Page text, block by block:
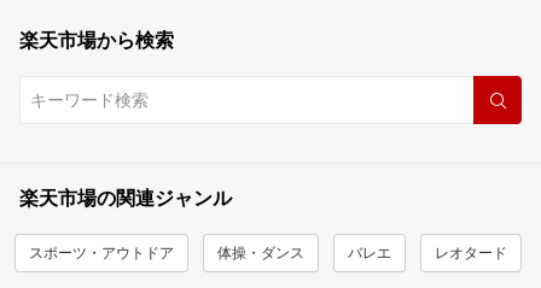
楽天市場から検索
楽天市場の関連ジャンル
スポーツ・アウトドア 体操・ダンス バレエ レオタード